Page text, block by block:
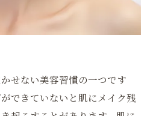
せない美容習慣の一つです
できていないと肌にメイク残